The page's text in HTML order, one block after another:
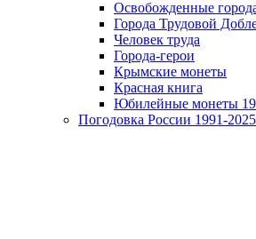
Освобожденные
Города Трудовой
Человек труда
Города-герои
Крымские монеты
Красная книга
Юбилейные монеты
Погодовка России 1991-2025